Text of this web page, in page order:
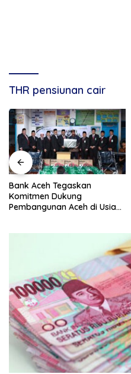
THR pensiunan cair
Bank Aceh Tegaskan
Komitmen Dukung
Pembangunan Aceh di Usia